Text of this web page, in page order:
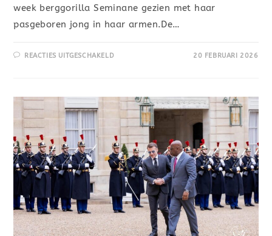
week berggorilla Seminane gezien met haar
pasgeboren jong in haar armen.De…
REACTIES UITGESCHAKELD 20 FEBRUARI 2026